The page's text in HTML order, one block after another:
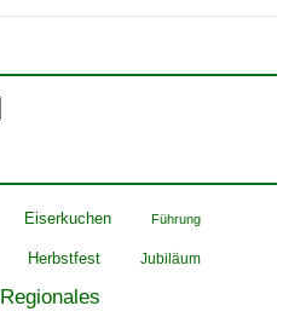
Eiserkuchen Führung
Herbstfest Jubiläum
Regionales